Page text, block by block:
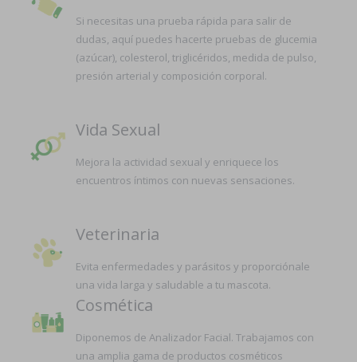
Si necesitas una prueba rápida para salir de
dudas, aquí puedes hacerte pruebas de glucemia
(azúcar), colesterol, triglicéridos, medida de pulso,
presión arterial y composición corporal.
Vida Sexual
Mejora la actividad sexual y enriquece los
encuentros íntimos con nuevas sensaciones.
Veterinaria
Evita enfermedades y parásitos y proporciónale
una vida larga y saludable a tu mascota.
Cosmética
Diponemos de Analizador Facial. Trabajamos con
una amplia gama de productos cosméticos